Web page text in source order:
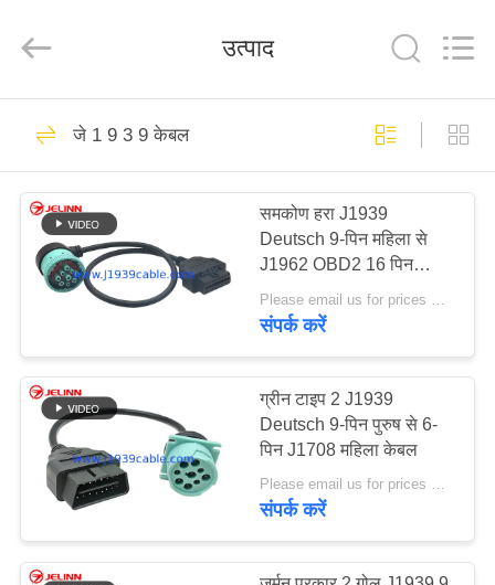
उत्पादों
हमारे
कारखाना
भ्रमण
गुणवत्ता
नियंत्रण
2018
Reserved.
Developed
ECER
ईएलडी केबल
जे 1 9 3 9 केबल
34
उत्पाद
जे 1 9 3 9 केबल
समकोण हरा J1939
Deutsch 9-पिन महिला से
J1962 OBD2 16 पिन
महिला केबल
Please email us for prices MOQ:100 पीसी
संपर्क करें
ग्रीन टाइप 2 J1939
Deutsch 9-पिन पुरुष से 6-
पिन J1708 महिला केबल
Please email us for prices MOQ:100 पीसी
संपर्क करें